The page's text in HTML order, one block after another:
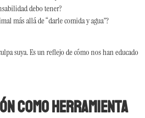
debo tener?
más allá de “darle comida y agua”?
suya. Es un reflejo de cómo nos han educado
como herramienta